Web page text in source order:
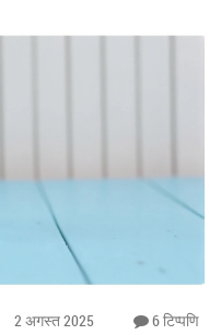
2 अगस्त 2025 6 टिप्पणि